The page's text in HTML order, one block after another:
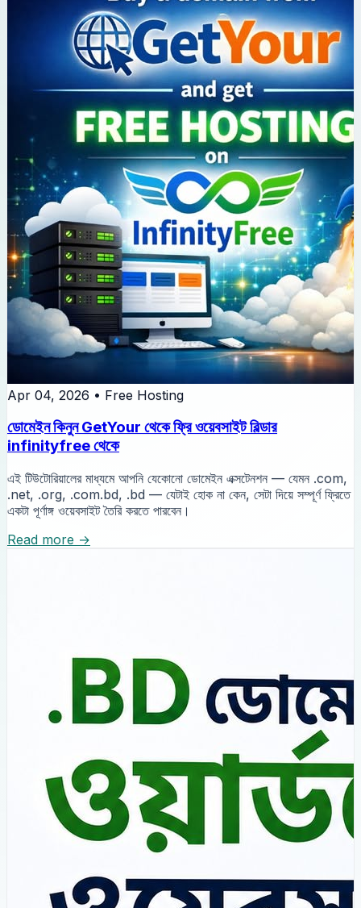
Apr 04, 2026 • Free Hosting
ডোমেইন কিনুন GetYour থেকে ফ্রি ওয়েবসাইট বিল্ডার
infinityfree থেকে
এই টিউটোরিয়ালের মাধ্যমে আপনি যেকোনো ডোমেইন এক্সটেনশন — যেমন .com,
.net, .org, .com.bd, .bd — যেটাই হোক না কেন, সেটা দিয়ে সম্পূর্ণ ফ্রিতে
একটা পূর্ণাঙ্গ ওয়েবসাইট তৈরি করতে পারবেন।
Read more →